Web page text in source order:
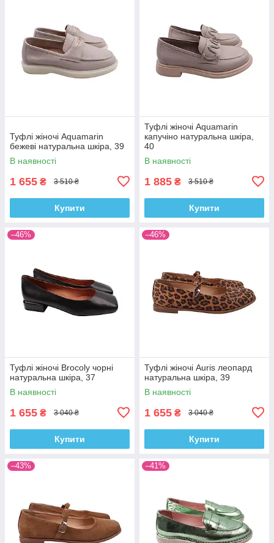
Туфлі жіночі Aquamarin
бежеві натуральна шкіра, 39
В наявності
1 655 ₴ 3 510 ₴
Купити
Туфлі жіночі Aquamarin
капучіно натуральна шкіра,
40
В наявності
1 885 ₴ 3 510 ₴
Купити
–46%
Туфлі жіночі Brocoly чорні
натуральна шкіра, 37
В наявності
1 655 ₴ 3 040 ₴
Купити
–46%
Туфлі жіночі Auris леопард
натуральна шкіра, 39
В наявності
1 655 ₴ 3 040 ₴
Купити
–43% –41%